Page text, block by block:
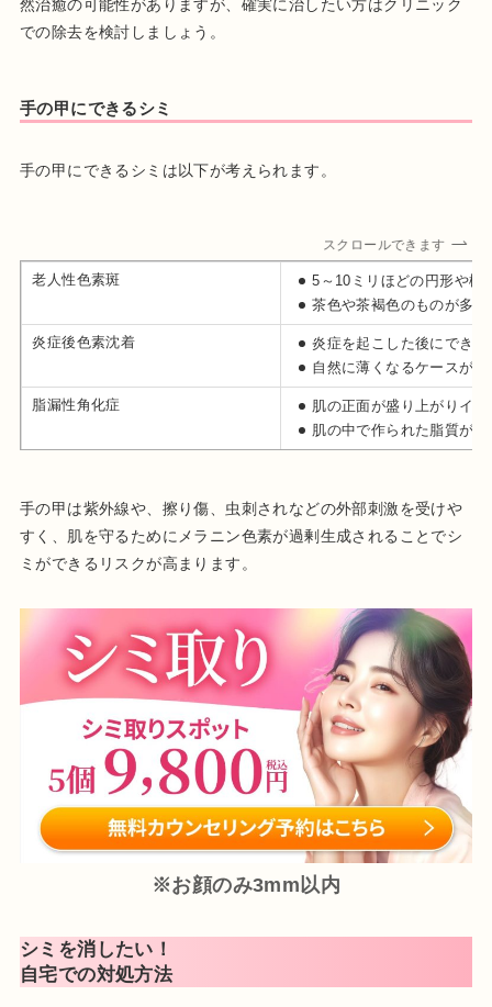
然治癒の可能性がありますが、確実に治したい方はクリニック
での除去を検討しましょう。
手の甲にできるシミ
手の甲にできるシミは以下が考えられます。
スクロールできます
老人性色素斑
5～10ミリほどの円形や楕
茶色や茶褐色のものが多い
炎症後色素沈着
炎症を起こした後にでき
自然に薄くなるケースが
脂漏性角化症
肌の正面が盛り上がりイ
肌の中で作られた脂質が
手の甲は紫外線や、擦り傷、虫刺されなどの外部刺激を受けや
すく、肌を守るためにメラニン色素が過剰生成されることでシ
ミができるリスクが高まります。
※お顔のみ3mm以内
シミを消したい！
自宅での対処方法